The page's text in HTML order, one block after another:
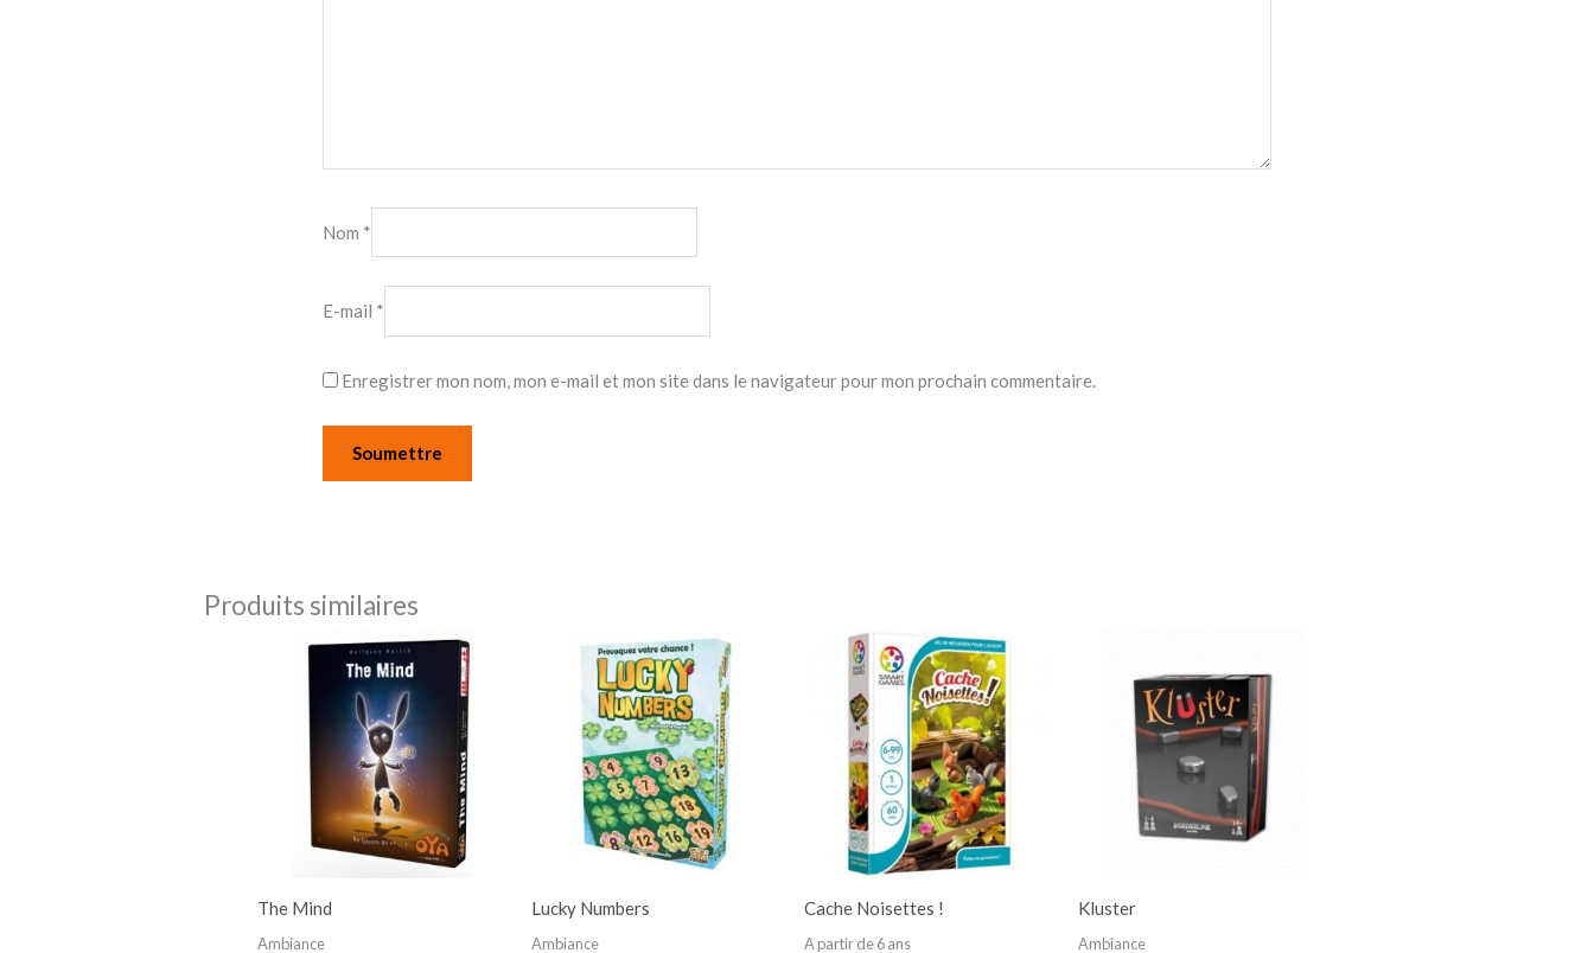
Nom *
E-mail *
Enregistrer mon nom, mon e-mail et mon site dans le navigateur pour mon prochain commentaire.
Produits similaires
The Mind
Ambiance
Lucky Numbers
Ambiance
Cache Noisettes !
A partir de 6 ans
Kluster
Ambiance